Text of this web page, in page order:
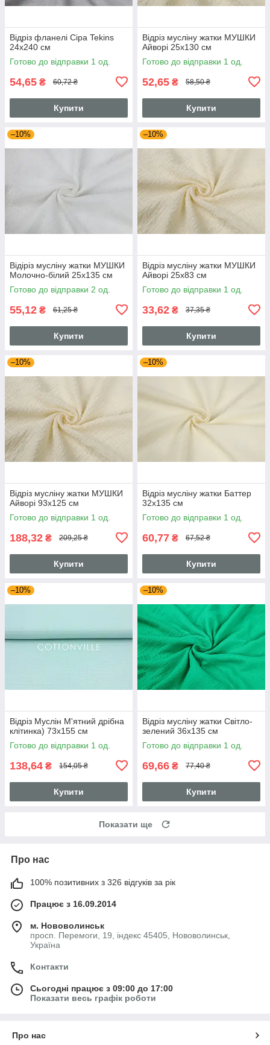
Відріз фланелі Сіра Tekins
24х240 см
Готово до відправки 1 од.
54,65 ₴ 60,72 ₴
Купити
Відріз мусліну жатки МУШКИ
Айворі 25х130 см
Готово до відправки 1 од.
52,65 ₴ 58,50 ₴
Купити
–10%
Відіріз мусліну жатки МУШКИ
Молочно-білий 25х135 см
Готово до відправки 2 од.
55,12 ₴ 61,25 ₴
Купити
–10%
Відріз мусліну жатки МУШКИ
Айворі 25х83 см
Готово до відправки 1 од.
33,62 ₴ 37,35 ₴
Купити
–10%
Відріз мусліну жатки МУШКИ
Айворі 93х125 см
Готово до відправки 1 од.
188,32 ₴ 209,25 ₴
Купити
–10%
Відріз мусліну жатки Баттер
32х135 см
Готово до відправки 1 од.
60,77 ₴ 67,52 ₴
Купити
–10%
Відріз Муслін М'ятний дрібна
клітинка) 73х155 см
Готово до відправки 1 од.
138,64 ₴ 154,05 ₴
Купити
–10%
Відріз мусліну жатки Світло-
зелений 36х135 см
Готово до відправки 1 од.
69,66 ₴ 77,40 ₴
Купити
Показати ще
Про нас
100% позитивних з 326 відгуків за рік
Працює з 16.09.2014
м. Нововолинськ
просп. Перемоги, 19, індекс 45405, Нововолинськ,
Україна
Контакти
Сьогодні працює з 09:00 до 17:00
Показати весь графік роботи
Про нас